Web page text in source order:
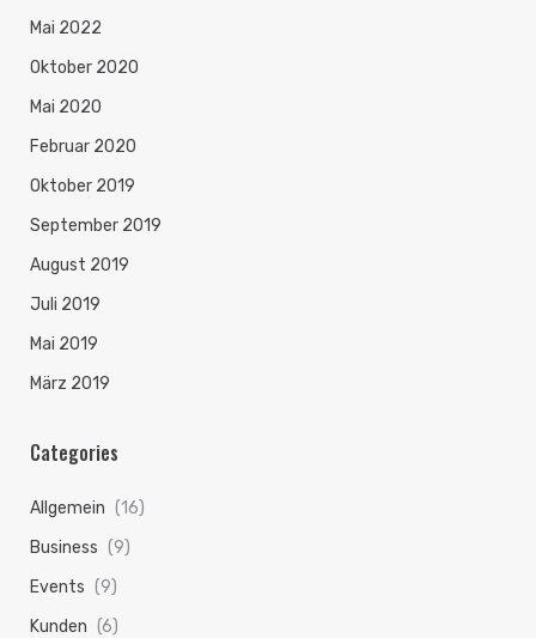
Mai 2022
Oktober 2020
Mai 2020
Februar 2020
Oktober 2019
September 2019
August 2019
Juli 2019
Mai 2019
März 2019
Categories
Allgemein (16)
Business (9)
Events (9)
Kunden (6)